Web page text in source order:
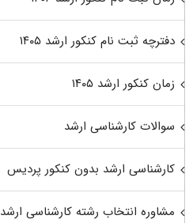
دفترچه ثبت نام کنکور ارشد ۱۴۰۵
زمان کنکور ارشد ۱۴۰۵
سوالات کارشناسی ارشد
کارشناسی ارشد بدون کنکور پردیس
مشاوره انتخاب رشته کارشناسی ارشد